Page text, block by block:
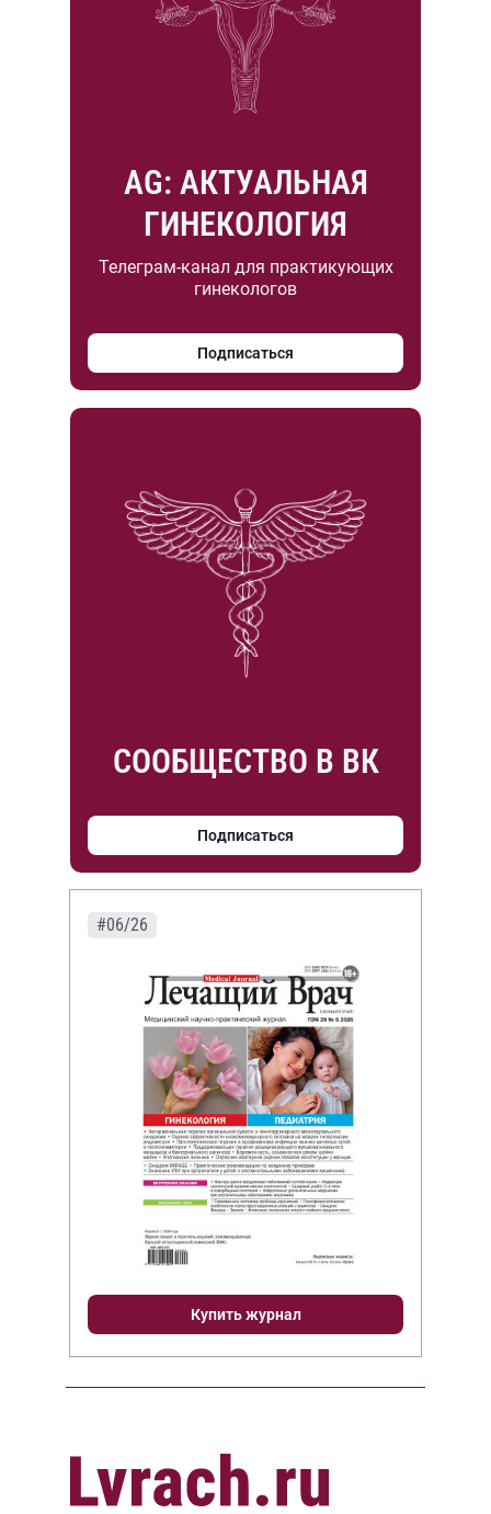
AG: АКТУАЛЬНАЯ
ГИНЕКОЛОГИЯ
Телеграм-канал для практикующих
гинекологов
Подписаться
СООБЩЕСТВО В ВК
Подписаться
#06/26
Купить журнал